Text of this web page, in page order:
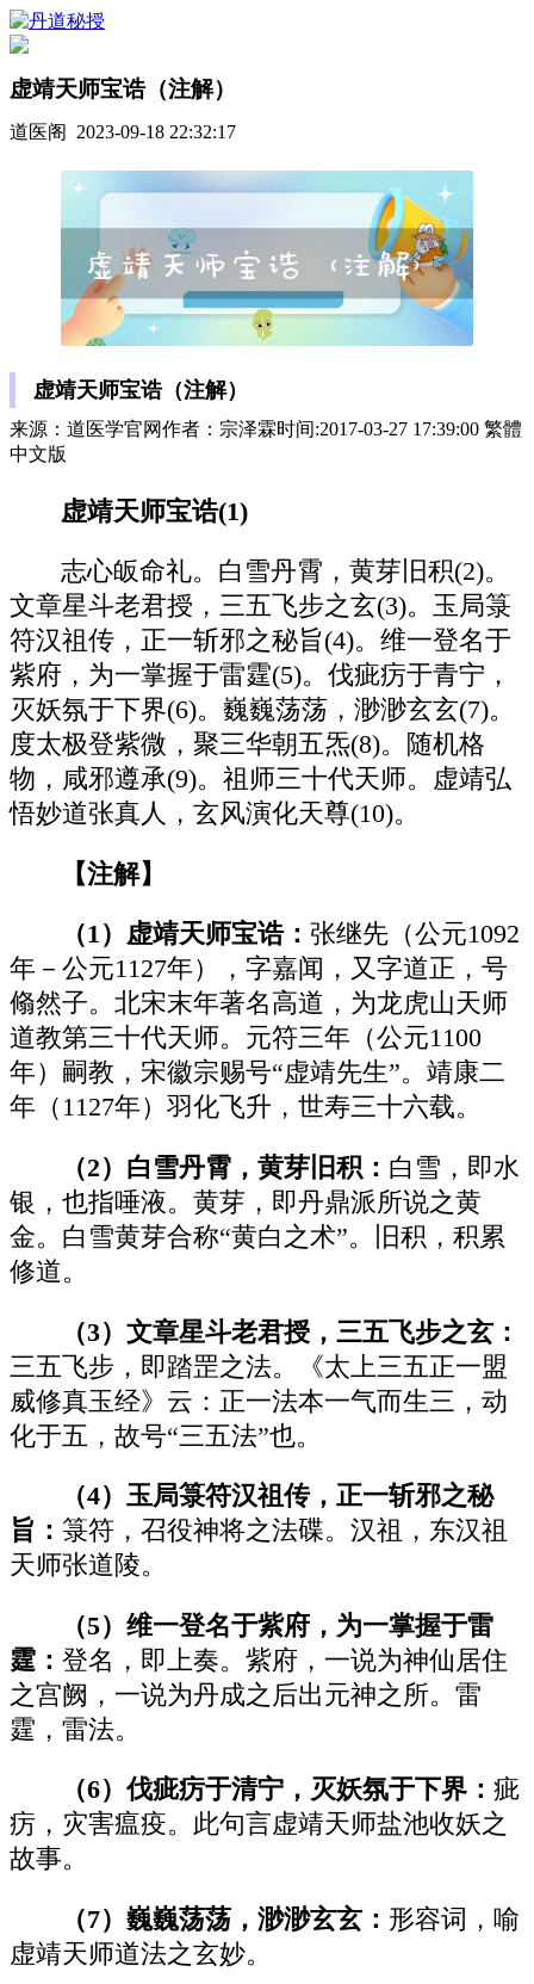
虚靖天师宝诰（注解）
道医阁 2023-09-18 22:32:17
虚靖天师宝诰（注解）
来源：道医学官网作者：宗泽霖时间:2017-03-27 17:39:00 繁體
中文版
虚靖天师宝诰(1)
志心皈命礼。白雪丹霄，黄芽旧积(2)。
文章星斗老君授，三五飞步之玄(3)。玉局箓
符汉祖传，正一斩邪之秘旨(4)。维一登名于
紫府，为一掌握于雷霆(5)。伐疵疠于青宁，
灭妖氛于下界(6)。巍巍荡荡，渺渺玄玄(7)。
度太极登紫微，聚三华朝五炁(8)。随机格
物，咸邪遵承(9)。祖师三十代天师。虚靖弘
悟妙道张真人，玄风演化天尊(10)。
【注解】
（1）虚靖天师宝诰：张继先（公元1092
年－公元1127年），字嘉闻，又字道正，号
翛然子。北宋末年著名高道，为龙虎山天师
道教第三十代天师。元符三年（公元1100
年）嗣教，宋徽宗赐号“虚靖先生”。靖康二
年（1127年）羽化飞升，世寿三十六载。
（2）白雪丹霄，黄芽旧积： 白雪，即水
银，也指唾液。黄芽，即丹鼎派所说之黄
金。白雪黄芽合称“黄白之术”。旧积，积累
修道。
（3）文章星斗老君授，三五飞步之玄：
三五飞步，即踏罡之法。《太上三五正一盟
威修真玉经》云：正一法本一气而生三，动
化于五，故号“三五法”也。
（4）玉局箓符汉祖传，正一斩邪之秘
旨： 箓符，召役神将之法碟。汉祖，东汉祖
天师张道陵。
（5）维一登名于紫府，为一掌握于雷
霆： 登名，即上奏。紫府，一说为神仙居住
之宫阙，一说为丹成之后出元神之所。雷
霆，雷法。
（6）伐疵疠于清宁，灭妖氛于下界：疵
疠，灾害瘟疫。此句言虚靖天师盐池收妖之
故事。
（7）巍巍荡荡，渺渺玄玄： 形容词，喻
虚靖天师道法之玄妙。